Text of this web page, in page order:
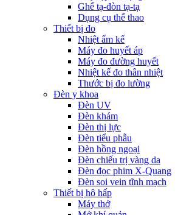
Ghế tạ-đòn tạ-tạ
Dụng cụ thể thao
Thiết bị đo
Nhiệt ẩm kế
Máy đo huyết áp
Máy đo đường huyết
Nhiệt kế đo thân nhiệt
Thước bị đo lường
Đèn y khoa
Đèn UV
Đèn khám
Đèn thị lực
Đèn tiểu phẫu
Đèn hồng ngoại
Đèn chiếu trị vàng da
Đèn đọc phim X-Quang
Đèn soi vein tĩnh mạch
Thiết bị hô hấp
Máy thở